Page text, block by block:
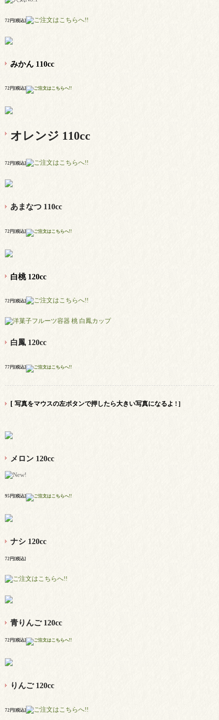
72円[税込]
みかん 110cc
72円[税込]
オレンジ 110cc
72円[税込]
あまなつ 110cc
72円[税込]
白桃 120cc
72円[税込]
白鳳 120cc
77円[税込]
[ 写真をマウスの左ボタンで押したら大きい写真になるよ ! ]
メロン 120cc
95円[税込]
ナシ 120cc
72円[税込]
青りんご 120cc
72円[税込]
りんご 120cc
72円[税込]